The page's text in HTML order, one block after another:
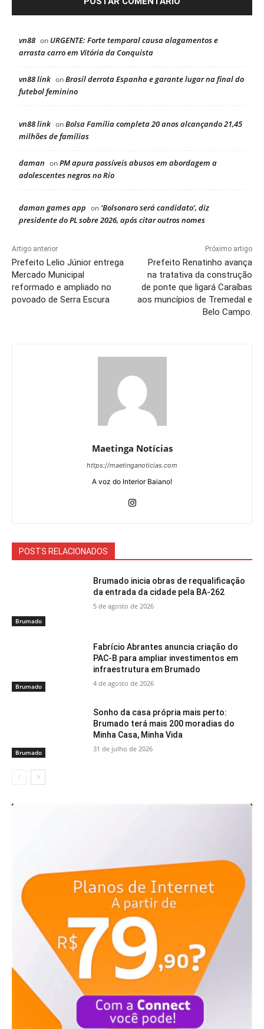
vn88 on URGENTE: Forte temporal causa alagamentos e
arrasta carro em Vitória da Conquista
vn88 link onBrasil derrota Espanha e garante lugar na final do
futebol feminino
vn88 link onBolsa Família completa 20 anos alcançando 21,45
milhões de famílias
daman onPM apura possíveis abusos em abordagem a
adolescentes negros no Rio
daman games app on ‘Bolsonaro será candidato’, diz
presidente do PL sobre 2026, após citar outros nomes
Artigo anterior
Prefeito Lelio Júnior entrega
Mercado Municipal
reformado e ampliado no
povoado de Serra Escura
Próximo artigo
Prefeito Renatinho avança
na tratativa da construção
de ponte que ligará Caraíbas
aos muncípios de Tremedal e
Belo Campo.
Maetinga Notícias
https://maetinganoticias.com
A voz do Interior Baiano!
POSTS RELACIONADOS
Brumado
Brumado inicia obras de requalificação
da entrada da cidade pela BA-262
5 de agosto de 2026
Brumado
Fabrício Abrantes anuncia criação do
PAC-B para ampliar investimentos em
infraestrutura em Brumado
4 de agosto de 2026
Brumado
Sonho da casa própria mais perto:
Brumado terá mais 200 moradias do
Minha Casa, Minha Vida
31 de julho de 2026